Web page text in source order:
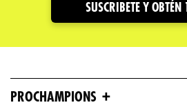
Escribe un comentario
SUSCRIBETE Y
PROCHAMPIONS +